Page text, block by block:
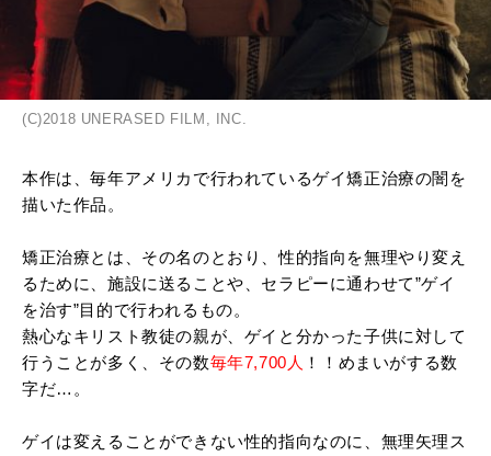
(C)2018 UNERASED FILM, INC.
本作は、毎年アメリカで行われているゲイ矯正治療の闇を
描いた作品。
矯正治療とは、その名のとおり、性的指向を無理やり変え
るために、施設に送ることや、セラピーに通わせて”ゲイ
を治す”目的で行われるもの。
熱心なキリスト教徒の親が、ゲイと分かった子供に対して
行うことが多く、その数毎年7,700人 ！！めまいがする数
字だ…。
ゲイは変えることができない性的指向なのに、無理矢理ス